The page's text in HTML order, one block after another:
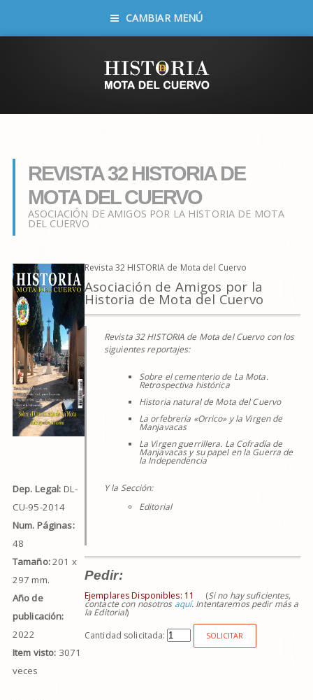
CAMBIAR MENÚ
REVISTA 32 HISTORIA DE
MOTA DEL CUERVO
ASOCIACIÓN DE AMIGOS POR LA HISTORIA DE MOTA
DEL CUERVO
Dep. Legal: DL-
CU-95-2014
Num. Páginas:
48
Tamaño:201 x
297 mm.
Año de
publicación:
2022
Item visto: 3071
veces
Revista 32 HISTORIA de Mota del Cuervo
Asociación de Amigos por la
Historia de Mota del Cuervo
Revista 32 HISTORIA de Mota del Cuervo con los
siguientes reportajes:
Sobre el cementerio de La Mota.
Retrospectiva histórica
Historia natural de Mota del Cuervo
La orfebrería «Orrico» y la Virgen de
Manjavacas
La Virgen guerrillera. La Cofradía de
Manjavacas y su papel en la Guerra de
la Independencia
Y la Sección:
Editorial
Pedir:
Ejemplares Disponibles: 11 (Si no hay suficientes,
contacte con nosotros aquí. Intentaremos pedir más a
la Editorial)
Cantidad solicitada:
SOLICITAR